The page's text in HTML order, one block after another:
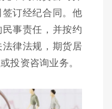
订经纪合同。他
事责任，并按约
律法规，期货居
投资咨询业务。